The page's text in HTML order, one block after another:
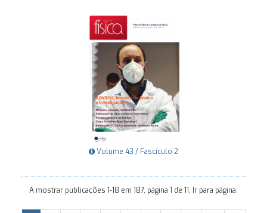
Volume 43 / Fascículo 2
A mostrar publicações 1-18 em 187, página 1 de 11. Ir para página: